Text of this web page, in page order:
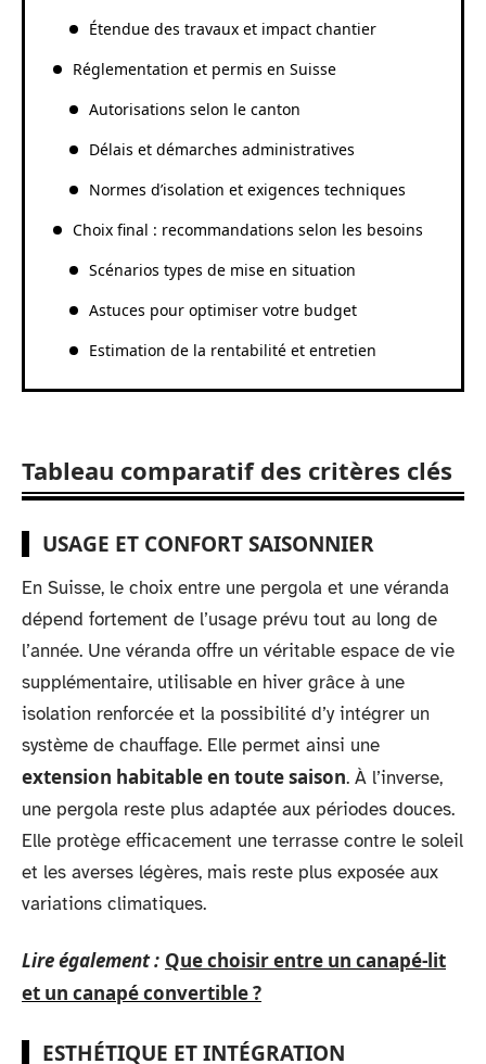
Étendue des travaux et impact chantier
Réglementation et permis en Suisse
Autorisations selon le canton
Délais et démarches administratives
Normes d’isolation et exigences techniques
Choix final : recommandations selon les besoins
Scénarios types de mise en situation
Astuces pour optimiser votre budget
Estimation de la rentabilité et entretien
Tableau comparatif des critères clés
USAGE ET CONFORT SAISONNIER
En Suisse, le choix entre une pergola et une véranda
dépend fortement de l’usage prévu tout au long de
l’année. Une véranda offre un véritable espace de vie
supplémentaire, utilisable en hiver grâce à une
isolation renforcée et la possibilité d’y intégrer un
système de chauffage. Elle permet ainsi une
extension habitable en toute saison. À l’inverse,
une pergola reste plus adaptée aux périodes douces.
Elle protège efficacement une terrasse contre le soleil
et les averses légères, mais reste plus exposée aux
variations climatiques.
Lire également : Que choisir entre un canapé-lit
et un canapé convertible ?
ESTHÉTIQUE ET INTÉGRATION